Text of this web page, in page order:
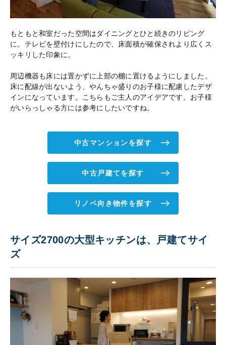
もともと和室だった空間はダイニングとひと続きのリビング
に。テレビを壁付けにしたので、床面積が確保されより広くス
ッキリした印象に。
周辺機器も床には置かずに上部の棚に置けるようにしました。
床に配線が出ないよう、やんちゃ盛りのお子様に配慮したデザ
インになっています。こちらもご主人のアイデアです。お子様
がいらっしゃる方には参考にしたいですね。
中古マンションを探す
中古戸建てを探す
リノベ向き物件を探す
サイズ2700の大型キッチンは、戸建てサイ
ズ